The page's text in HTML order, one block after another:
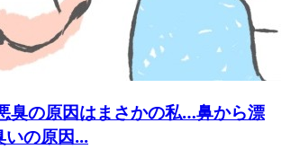
臭の原因はまさかの私…鼻から漂
いの原因...